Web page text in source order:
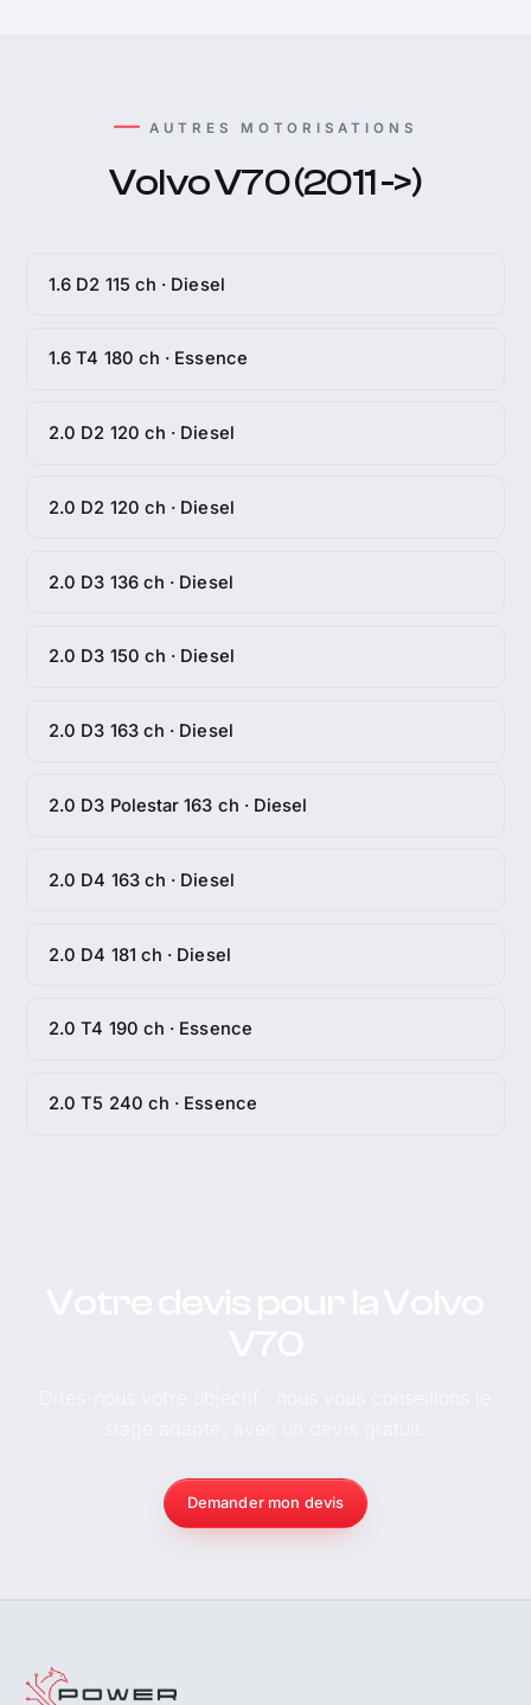
AUTRES MOTORISATIONS
Volvo V70 (2011 ->)
1.6 D2 115 ch · Diesel
1.6 T4 180 ch · Essence
2.0 D2 120 ch · Diesel
2.0 D2 120 ch · Diesel
2.0 D3 136 ch · Diesel
2.0 D3 150 ch · Diesel
2.0 D3 163 ch · Diesel
2.0 D3 Polestar 163 ch · Diesel
2.0 D4 163 ch · Diesel
2.0 D4 181 ch · Diesel
2.0 T4 190 ch · Essence
2.0 T5 240 ch · Essence
Demander mon devis